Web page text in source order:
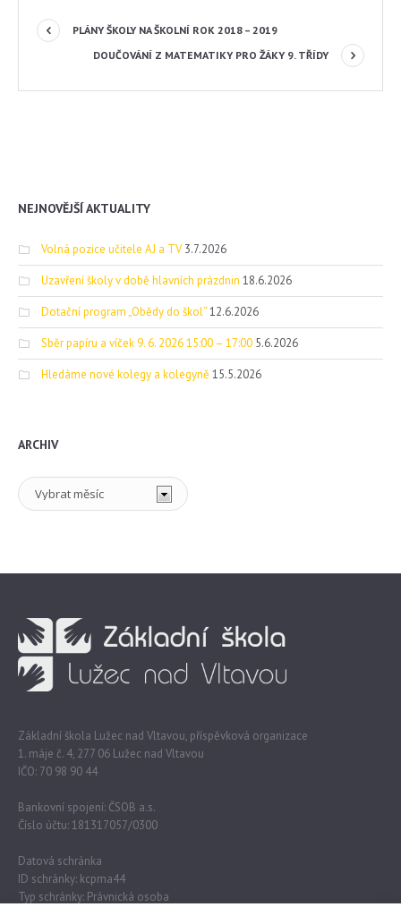
PLÁNY ŠKOLY NA ŠKOLNÍ ROK 2018 – 2019
DOUČOVÁNÍ Z MATEMATIKY PRO ŽÁKY 9. TŘÍDY
NEJNOVĚJŠÍ AKTUALITY
Volná pozice učitele AJ a TV 3.7.2026
Uzavření školy v době hlavních prázdnin 18.6.2026
Dotační program „Obědy do škol“12.6.2026
Sběr papíru a víček 9. 6. 2026 15:00 – 17:00 5.6.2026
Hledáme nové kolegy a kolegyně 15.5.2026
ARCHIV
Archiv
Základní škola Lužec nad Vltavou, příspěvková organizace
1. máje č. 4, 277 06 Lužec nad Vltavou
IČO: 70 98 90 44
Bankovní spojení: ČSOB a.s.
Číslo účtu: 181317057/0300
Datová schránka
ID schránky: kcpma44
Typ schránky: Právnická osoba